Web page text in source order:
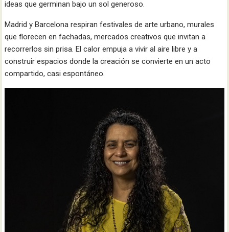
ideas que germinan bajo un sol generoso.
Madrid y Barcelona respiran festivales de arte urbano, murales
que florecen en fachadas, mercados creativos que invitan a
recorrerlos sin prisa. El calor empuja a vivir al aire libre y a
construir espacios donde la creación se convierte en un acto
compartido, casi espontáneo.